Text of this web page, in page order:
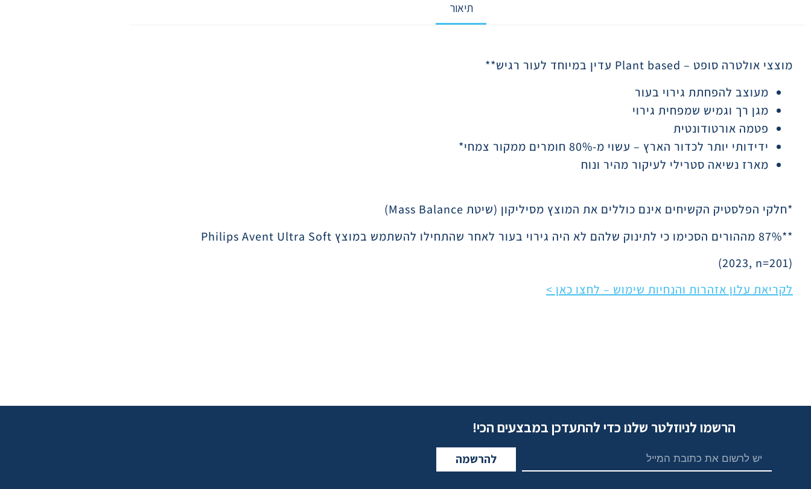
תיאור
מוצצי אולטרה סופט Plant based – עדין במיוחד לעור רגיש**
מעוצב להפחתת גירוי בעור
מגן רך וגמיש שמפחית גירוי
פטמה אורטודונטית
ידידותי יותר לכדור הארץ – עשוי מ-80% חומרים ממקור צמחי*
מארז נשיאה סטרילי לעיקור מהיר ונוח
*חלקי הפלסטיק הקשיחים אינם כוללים את המוצץ מסיליקון (שיטת Mass Balance
)
**87% מההורים הסכימו כי לתינוק שלהם לא היה גירוי בעור לאחר שהתחילו להשתמש במוצץ
Philips Avent Ultra Soft
(2023, n=201)
לקריאת עלון אזהרות והנחיות שימוש – לחצו כאן >
הרשמו לניוזלטר שלנו כדי להתעדכן במבצעים הכי!
להרשמה